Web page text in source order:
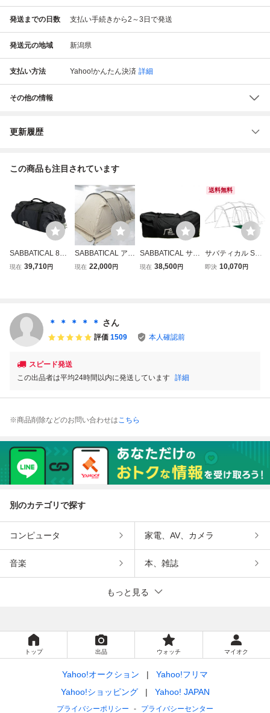
発送までの日数 支払い手続きから2～3日で発送
発送元の地域 新潟県
支払い方法 Yahoo!かんたん決済 詳細
その他の情報
更新履歴
この商品も注目されています
SABBATICAL 892
00004047000 サ
現在 39,710円
SABBATICAL アル
ニカ サバティカル
現在 22,000円
SABBATICAL サバ
ティカル ARNICA
現在 38,500円
送料無料
サバティカル SAB
BATICAL テント
即決 10,070円
＊ ＊ ＊ ＊ ＊ さん
評価 1509 本人確認前
スピード発送
この出品者は平均24時間以内に発送しています 詳細
※商品削除などのお問い合わせはこちら
別のカテゴリで探す
コンピュータ 家電、AV、カメラ
音楽 本、雑誌
もっと見る
トップ 出品 ウォッチ マイオク
Yahoo!オークション
Yahoo!フリマ
Yahoo!ショッピング
Yahoo! JAPAN
プライバシーポリシー プライバシーセンター